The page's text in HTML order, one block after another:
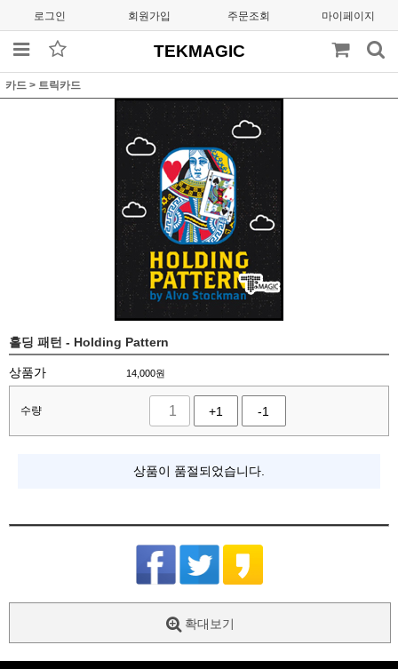
로그인 회원가입 주문조회 마이페이지
TEKMAGIC
카드 > 트릭카드
홀딩 패턴 - Holding Pattern
상품가 14,000원
수량 +1 -1
상품이 품절되었습니다.
확대보기